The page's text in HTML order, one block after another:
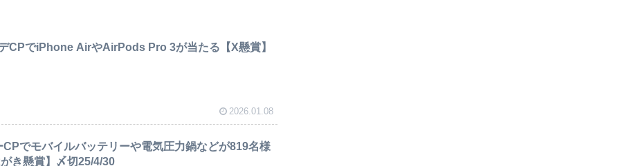
CPでiPhone AirやAirPods Pro 3が当たる【X懸賞】
2026.01.08
でモバイルバッテリーや電気圧力鍋などが819名様
き懸賞】〆切25/4/30